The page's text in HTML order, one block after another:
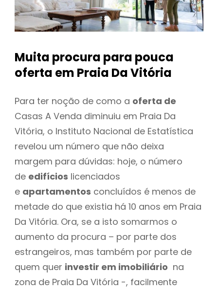
Muita procura para pouca
oferta em Praia Da Vitória
Para ter noção de como a oferta de
Casas A Venda diminuiu em Praia Da
Vitória, o Instituto Nacional de Estatística
revelou um número que não deixa
margem para dúvidas: hoje, o número
de edifícios licenciados
e apartamentos concluídos é menos de
metade do que existia há 10 anos em Praia
Da Vitória. Ora, se a isto somarmos o
aumento da procura – por parte dos
estrangeiros, mas também por parte de
quem quer investir em imobiliário na
zona de Praia Da Vitória -, facilmente